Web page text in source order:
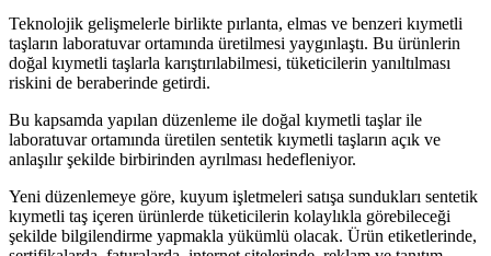
Teknolojik gelişmelerle birlikte pırlanta, elmas ve benzeri kıymetli
taşların laboratuvar ortamında üretilmesi yaygınlaştı. Bu ürünlerin
doğal kıymetli taşlarla karıştırılabilmesi, tüketicilerin yanıltılması
riskini de beraberinde getirdi.
Bu kapsamda yapılan düzenleme ile doğal kıymetli taşlar ile
laboratuvar ortamında üretilen sentetik kıymetli taşların açık ve
anlaşılır şekilde birbirinden ayrılması hedefleniyor.
Yeni düzenlemeye göre, kuyum işletmeleri satışa sundukları sentetik
kıymetli taş içeren ürünlerde tüketicilerin kolaylıkla görebileceği
şekilde bilgilendirme yapmakla yükümlü olacak. Ürün etiketlerinde,